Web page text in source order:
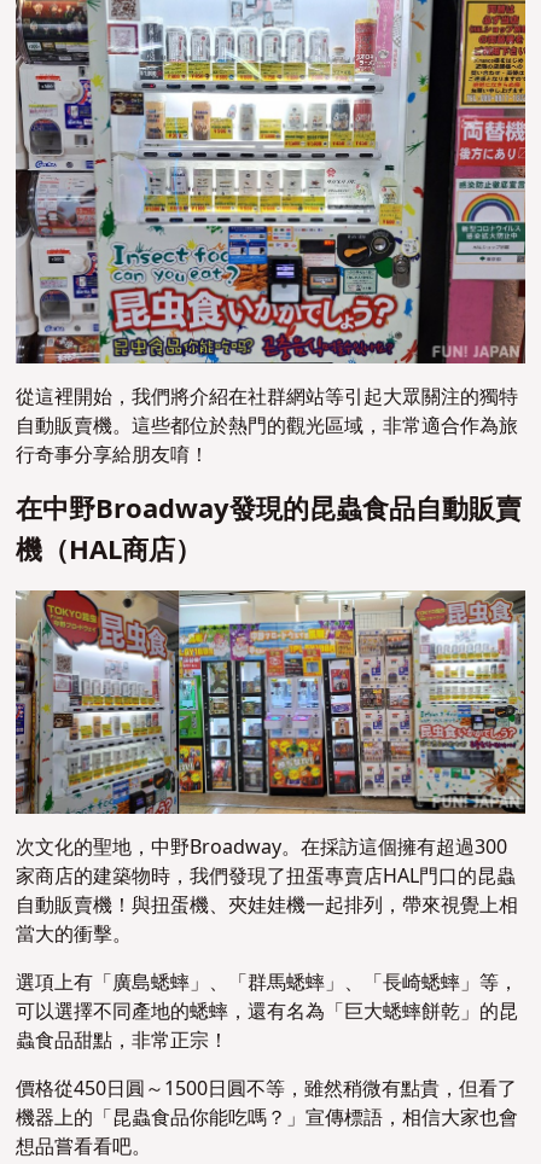
從這裡開始，我們將介紹在社群網站等引起大眾關注的獨特
自動販賣機。這些都位於熱門的觀光區域，非常適合作為旅
行奇事分享給朋友唷！
在中野Broadway發現的昆蟲食品自動販賣
機（HAL商店）
次文化的聖地，中野Broadway。在採訪這個擁有超過300
家商店的建築物時，我們發現了扭蛋專賣店HAL門口的昆蟲
自動販賣機！與扭蛋機、夾娃娃機一起排列，帶來視覺上相
當大的衝擊。
選項上有「廣島蟋蟀」、「群馬蟋蟀」、「長崎蟋蟀」等，
可以選擇不同產地的蟋蟀，還有名為「巨大蟋蟀餅乾」的昆
蟲食品甜點，非常正宗！
價格從450日圓～1500日圓不等，雖然稍微有點貴，但看了
機器上的「昆蟲食品你能吃嗎？」宣傳標語，相信大家也會
想品嘗看看吧。